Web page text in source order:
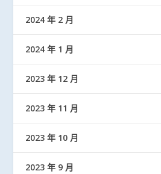
2024 年 2 月
2024 年 1 月
2023 年 12 月
2023 年 11 月
2023 年 10 月
2023 年 9 月